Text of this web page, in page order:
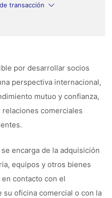
transacción
por desarrollar socios
perspectiva internacional,
mutuo y confianza,
comerciales
encarga de la adquisición
equipos y otros bienes
contacto con el
su oficina comercial o con la